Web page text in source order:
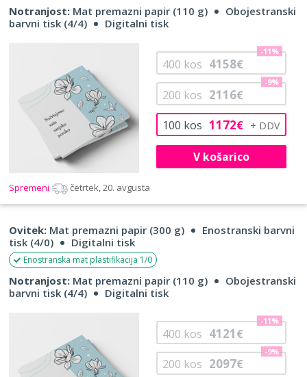
Notranjost: Mat premazni papir (110 g)
Obojestranski
barvni tisk (4/4)
Digitalni tisk
100 kos 1172€
200 kos 2116€
-9%
400 kos 4158€
-11%
V košarico
Spremeni četrtek, 20. avgusta
Ovitek: Mat premazni papir (300 g)
Enostranski barvni
tisk (4/0)
Digitalni tisk
Enostranska mat plastifikacija 1/0
Notranjost: Mat premazni papir (110 g)
Obojestranski
barvni tisk (4/4)
Digitalni tisk
200 kos 2097€
-9%
400 kos 4121€
-11%